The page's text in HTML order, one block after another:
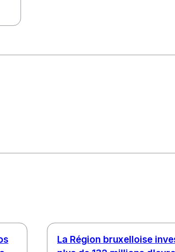
La Région bruxelloise